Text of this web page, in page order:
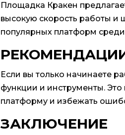
Площадка Кракен
высокую скорость работы
популярных платформ среди
Если вы только начинаете
функции и инструменты.
платформу и избежать
ЗАКЛЮЧЕНИЕ